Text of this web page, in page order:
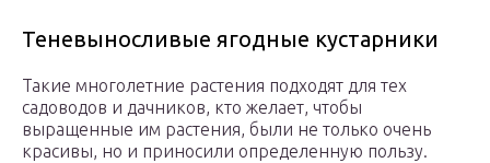
Теневыносливые ягодные кустарники
Такие многолетние растения подходят для тех
садоводов и дачников, кто желает, чтобы
выращенные им растения, были не только очень
красивы, но и приносили определенную пользу.